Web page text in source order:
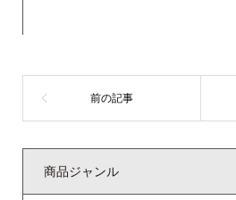
商品ジャンル